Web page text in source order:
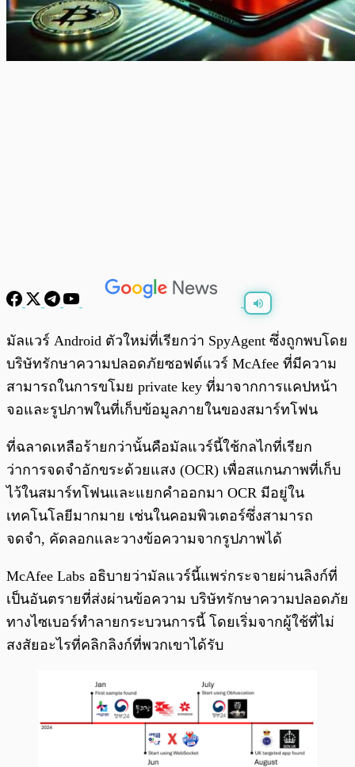
พร้อมเล่น 0:00
มัลแวร์ Android ตัวใหม่ที่เรียกว่า SpyAgent ซึ่งถูกพบโดย
บริษัทรักษาความปลอดภัยซอฟต์แวร์ McAfee ที่มีความ
สามารถในการขโมย private key ที่มาจากการแคปหน้า
จอและรูปภาพในที่เก็บข้อมูลภายในของสมาร์ทโฟน
ที่ฉลาดเหลือร้ายกว่านั้นคือมัลแวร์นี้ใช้กลไกที่เรียก
ว่าการจดจำอักขระด้วยแสง (OCR) เพื่อสแกนภาพที่เก็บ
ไว้ในสมาร์ทโฟนและแยกคำออกมา OCR มีอยู่ใน
เทคโนโลยีมากมาย เช่นในคอมพิวเตอร์ซึ่งสามารถ
จดจำ, คัดลอกและวางข้อความจากรูปภาพได้
McAfee Labs อธิบายว่ามัลแวร์นี้แพร่กระจายผ่านลิงก์ที่
เป็นอันตรายที่ส่งผ่านข้อความ บริษัทรักษาความปลอดภัย
ทางไซเบอร์ทำลายกระบวนการนี้ โดยเริ่มจากผู้ใช้ที่ไม่
สงสัยอะไรที่คลิกลิงก์ที่พวกเขาได้รับ